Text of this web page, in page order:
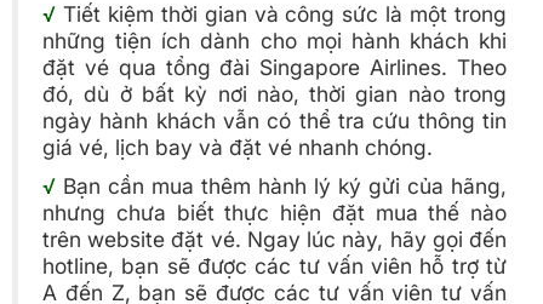
√ Tiết kiệm thời gian và công sức là một trong
những tiện ích dành cho mọi hành khách khi
đặt vé qua tổng đài Singapore Airlines. Theo
đó, dù ở bất kỳ nơi nào, thời gian nào trong
ngày hành khách vẫn có thể tra cứu thông tin
giá vé, lịch bay và đặt vé nhanh chóng.
√ Bạn cần mua thêm hành lý ký gửi của hãng,
nhưng chưa biết thực hiện đặt mua thế nào
trên website đặt vé. Ngay lúc này, hãy gọi đến
hotline, bạn sẽ được các tư vấn viên hỗ trợ từ
A đến Z, bạn sẽ được các tư vấn viên tư vấn